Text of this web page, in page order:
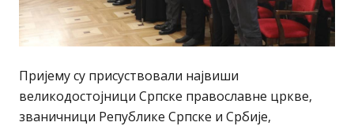
Пријему су присуствовали највиши
великодостојници Српске православне цркве,
званичници Републике Српске и Србије,